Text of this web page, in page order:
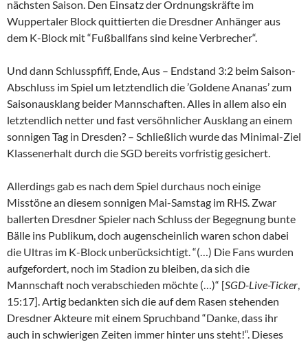
nächsten Saison. Den Einsatz der Ordnungskräfte im
Wuppertaler Block quittierten die Dresdner Anhänger aus
dem K-Block mit “Fußballfans sind keine Verbrecher“.
Und dann Schlusspfiff, Ende, Aus – Endstand 3:2 beim Saison-
Abschluss im Spiel um letztendlich die ’Goldene Ananas’ zum
Saisonausklang beider Mannschaften. Alles in allem also ein
letztendlich netter und fast versöhnlicher Ausklang an einem
sonnigen Tag in Dresden? – Schließlich wurde das Minimal-Ziel
Klassenerhalt durch die SGD bereits vorfristig gesichert.
Allerdings gab es nach dem Spiel durchaus noch einige
Misstöne an diesem sonnigen Mai-Samstag im RHS. Zwar
ballerten Dresdner Spieler nach Schluss der Begegnung bunte
Bälle ins Publikum, doch augenscheinlich waren schon dabei
die Ultras im K-Block unberücksichtigt. “(…) Die Fans wurden
aufgefordert, noch im Stadion zu bleiben, da sich die
Mannschaft noch verabschieden möchte (…)“ [SGD-Live-Ticker,
15:17]. Artig bedankten sich die auf dem Rasen stehenden
Dresdner Akteure mit einem Spruchband “Danke, dass ihr
auch in schwierigen Zeiten immer hinter uns steht!“. Dieses